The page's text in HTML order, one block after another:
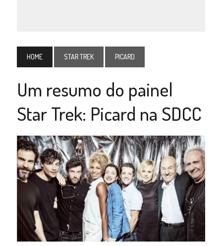
HOME STAR TREK PICARD
Um resumo do painel
Star Trek: Picard na SDCC